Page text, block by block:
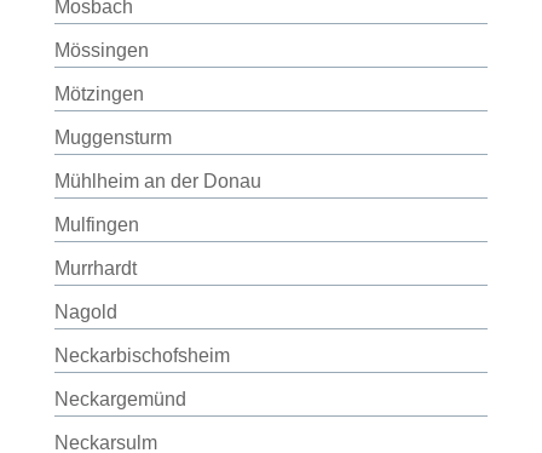
Mosbach
Mössingen
Mötzingen
Muggensturm
Mühlheim an der Donau
Mulfingen
Murrhardt
Nagold
Neckarbischofsheim
Neckargemünd
Neckarsulm